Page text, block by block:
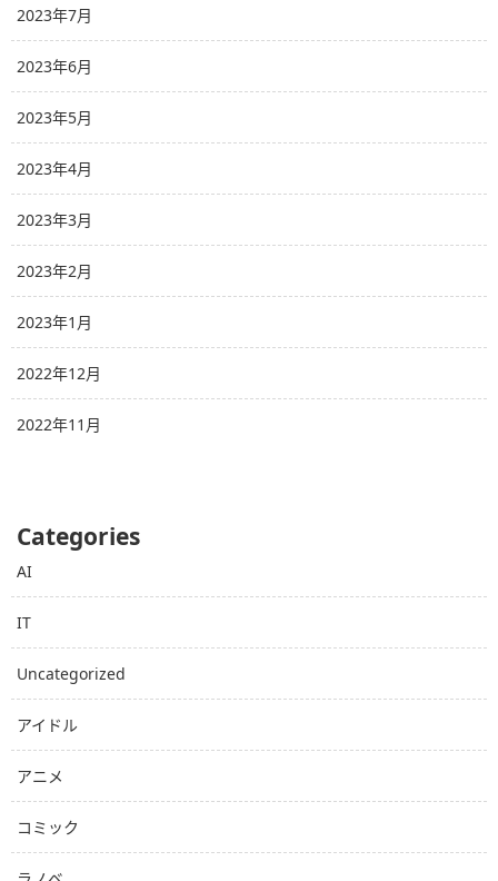
2023年7月
2023年6月
2023年5月
2023年4月
2023年3月
2023年2月
2023年1月
2022年12月
2022年11月
Categories
AI
IT
Uncategorized
アイドル
アニメ
コミック